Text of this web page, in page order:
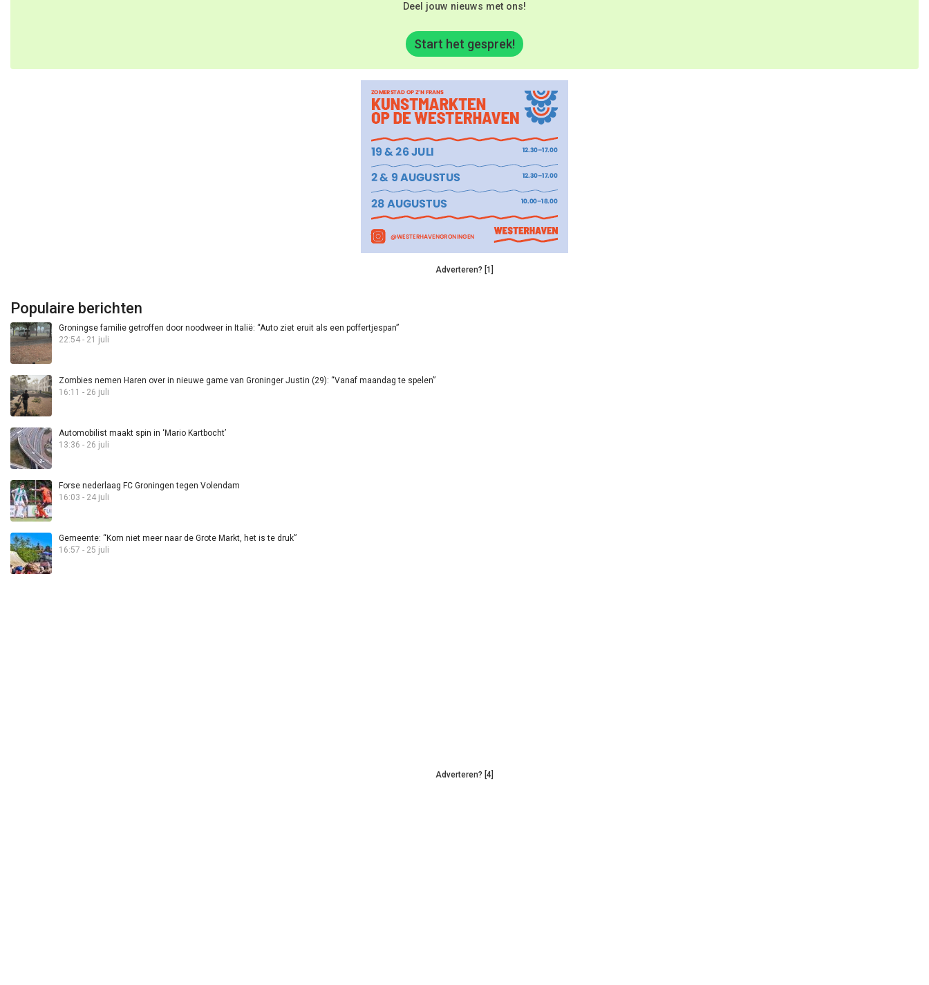
Deel jouw nieuws met ons!
Start het gesprek!
Adverteren? [1]
Populaire berichten
Groningse familie getroffen door noodweer in Italië: “Auto ziet eruit als een poffertjespan”
22:54 - 21 juli
Zombies nemen Haren over in nieuwe game van Groninger Justin (29): “Vanaf maandag te spelen”
16:11 - 26 juli
Automobilist maakt spin in ‘Mario Kartbocht’
13:36 - 26 juli
Forse nederlaag FC Groningen tegen Volendam
16:03 - 24 juli
Gemeente: “Kom niet meer naar de Grote Markt, het is te druk”
16:57 - 25 juli
Adverteren? [4]